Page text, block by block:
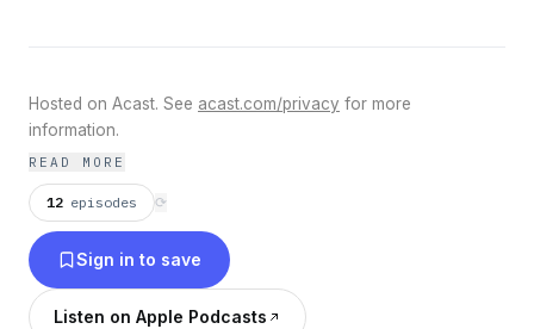
Hosted on Acast. See acast.com/privacy for more
information.
READ MORE
12 episodes ⟳
Sign in to save
Listen on Apple Podcasts